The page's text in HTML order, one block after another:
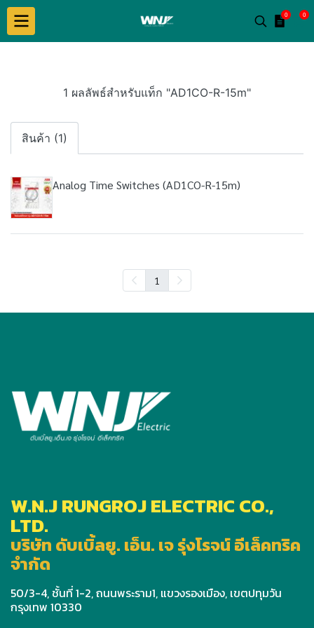
0 0
1 ผลลัพธ์สำหรับแท็ก "AD1CO-R-15m"
สินค้า (1)
Analog Time Switches (AD1CO-R-15m)
1
W.N.J RUNGROJ ELECTRIC CO.,
LTD.
บริษัท ดับเบิ้ลยู. เอ็น. เจ รุ่งโรจน์ อีเล็คทริค
จำกัด
50/3-4, ชั้นที่ 1-2, ถนนพระราม1, แขวงรองเมือง, เขตปทุมวัน
กรุงเทพ 10330